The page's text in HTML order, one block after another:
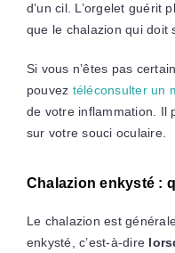
d’un cil. L’orgelet guérit
que le chalazion qui doit
Si vous n’êtes pas
pouvez téléconsulter un
de votre inflammation. Il
sur votre souci oculaire.
Chalazion enkysté :
Le chalazion est
enkysté, c’est-à-dire